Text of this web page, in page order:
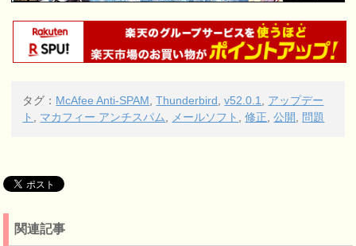
タグ： McAfee Anti-SPAM,Thunderbird,v52.0.1, アップデー
ト , マカフィー アンチスパム, メールソフト ,修正,公開, 問題
関連記事